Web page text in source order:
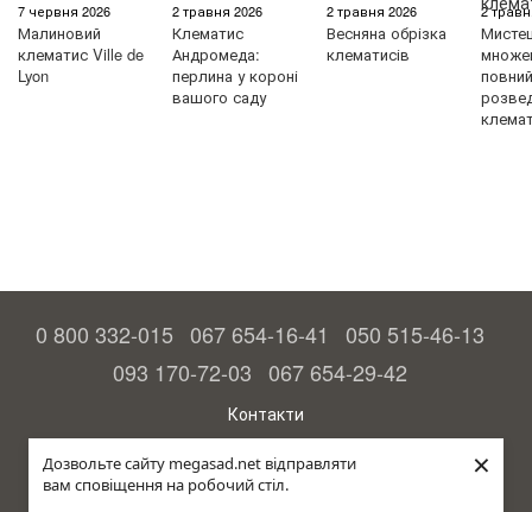
Дозвольте сайту megasad.net відправляти
вам сповіщення на робочий стіл.
×
7 червня 2026
Малиновий
клематис Ville de
Lyon
2 травня 2026
Клематис
Андромеда:
перлина у короні
вашого саду
2 травня 2026
Весняна обрізка
клематисів
2
повний
0 800 332-015 067 654-16-41
050 515-46-13
093 170-72-03 067 654-29-42
Контакти
Повна версія сайту
© 2015—2026